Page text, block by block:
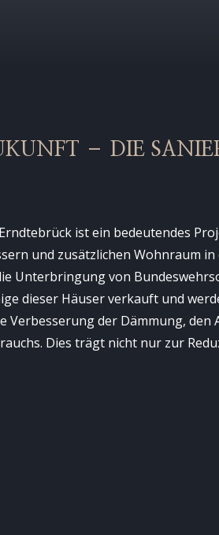
– DIE
ist ein bedeutendes
und zusätzlichen Wohnraum in
Unterbringung von
dieser Häuser verkauft und
der Dämmung, den
Dies trägt nicht nur zur